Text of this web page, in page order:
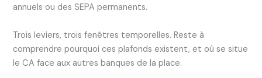
annuels ou des SEPA permanents.
Trois leviers, trois fenêtres temporelles. Reste à
comprendre pourquoi ces plafonds existent, et où se situe
le CA face aux autres banques de la place.